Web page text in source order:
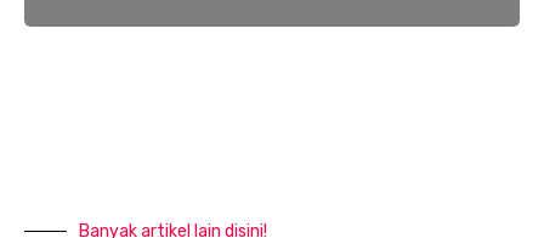
Banyak artikel lain disini!